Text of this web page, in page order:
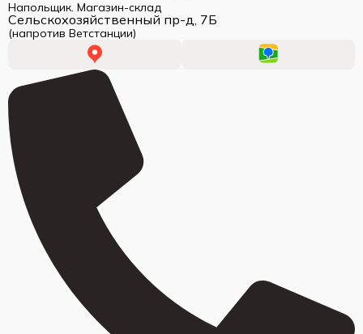
Напольщик. Магазин-склад
Сельскохозяйственный пр-д, 7Б
(напротив Ветстанции)